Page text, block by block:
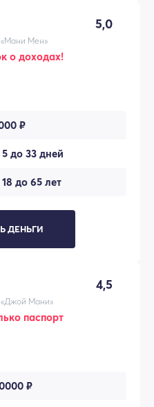
5,0
Мен»
о доходах!
₽
5 до 33 дней
до 65 лет
ДЕНЬГИ
4,5
Мани»
паспорт
₽